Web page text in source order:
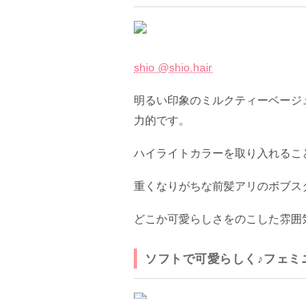
shio @shio.hair
明るい印象のミルクティーベー
力的です。
ハイライトカラーを取り入れるこ
重くなりがちな前髪アリのボブス
どこか可愛らしさをのこした雰囲
ソフトで可愛らしく♪フェ